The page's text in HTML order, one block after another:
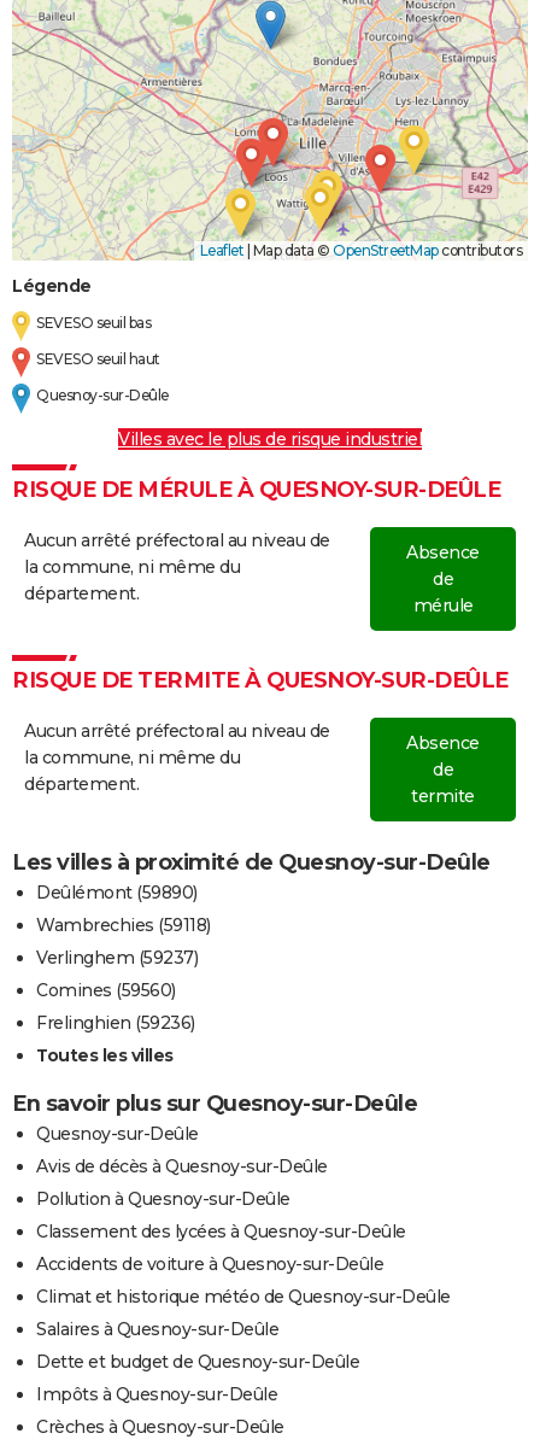
Leaflet Map data © OpenStreetMapcontributors
Légende
SEVESO seuil bas
SEVESO seuil haut
Quesnoy-sur-Deûle
Villes avec le plus de risque industriel
RISQUE DE MÉRULE À QUESNOY-SUR-DEÛLE
Aucun arrêté préfectoral au niveau de
la commune, ni même du
département.
Absence
de
mérule
RISQUE DE TERMITE À QUESNOY-SUR-DEÛLE
Aucun arrêté préfectoral au niveau de
la commune, ni même du
département.
Absence
de
termite
Les villes à proximité de Quesnoy-sur-Deûle
Deûlémont (59890)
Wambrechies (59118)
Verlinghem (59237)
Comines (59560)
Frelinghien (59236)
Toutes les villes
En savoir plus sur Quesnoy-sur-Deûle
Quesnoy-sur-Deûle
Avis de décès à Quesnoy-sur-Deûle
Pollution à Quesnoy-sur-Deûle
Classement des lycées à Quesnoy-sur-Deûle
Accidents de voiture à Quesnoy-sur-Deûle
Climat et historique météo de Quesnoy-sur-Deûle
Salaires à Quesnoy-sur-Deûle
Dette et budget de Quesnoy-sur-Deûle
Impôts à Quesnoy-sur-Deûle
Crèches à Quesnoy-sur-Deûle